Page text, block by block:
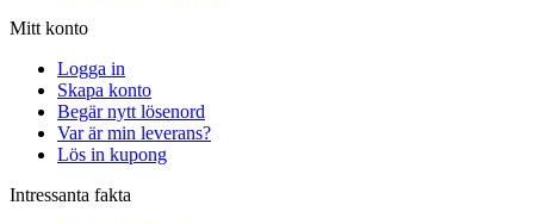
Mitt konto
Logga in
Skapa konto
Begär nytt lösenord
Var är min leverans?
Lös in kupong
Intressanta fakta